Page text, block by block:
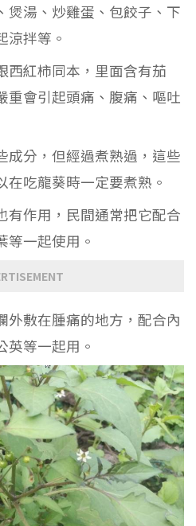
煲湯、炒雞蛋、包餃子、下
涼拌等。
西紅柿同本，里面含有茄
重會引起頭痛、腹痛、嘔吐
成分，但經過煮熟過，這些
吃龍葵時一定要煮熟。
有作用，民間通常把它配合
等一起使用。
外敷在腫痛的地方，配合內
英等一起用。